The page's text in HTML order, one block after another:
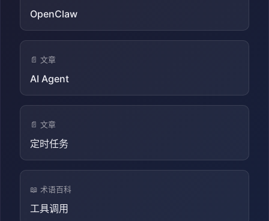
OpenClaw
📄 文章
AI Agent
📄 文章
定时任务
📖 术语百科
工具调用